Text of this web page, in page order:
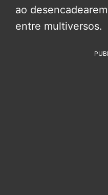
ao
entre multiversos.